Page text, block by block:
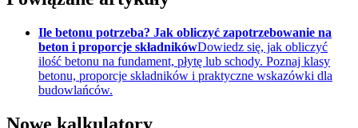
Ile betonu potrzeba? Jak obliczyć zapotrzebowanie na
beton i proporcje składnikówDowiedz się, jak obliczyć
ilość betonu na fundament, płytę lub schody. Poznaj klasy
betonu, proporcje składników i praktyczne wskazówki dla
budowlańców.
Nowe kalkulatory